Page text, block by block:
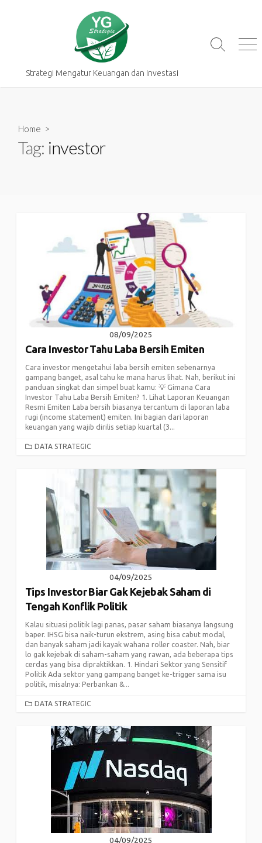
Strategi Mengatur Keuangan dan Investasi
Search
Home >
Tag: investor
08/09/2025
Cara Investor Tahu Laba Bersih Emiten
Cara investor mengetahui laba bersih emiten sebenarnya
gampang banget, asal tahu ke mana harus lihat. Nah, berikut ini
panduan singkat dan simpel buat kamu: 💡 Gimana Cara
Investor Tahu Laba Bersih Emiten? 1. Lihat Laporan Keuangan
Resmi Emiten Laba bersih biasanya tercantum di laporan laba
rugi (income statement) emiten. Ini bagian dari laporan
keuangan yang wajib dirilis setiap kuartal (3...
CATEGORIES
DATA STRATEGIC
04/09/2025
Tips Investor Biar Gak Kejebak Saham di
Tengah Konflik Politik
Kalau situasi politik lagi panas, pasar saham biasanya langsung
baper. IHSG bisa naik-turun ekstrem, asing bisa cabut modal,
dan banyak saham jadi kayak wahana roller coaster. Nah, biar
lo gak kejebak di saham-saham yang rawan, ada beberapa tips
cerdas yang bisa dipraktikkan. 1. Hindari Sektor yang Sensitif
Politik Ada sektor yang gampang banget ke-trigger sama isu
politik, misalnya: Perbankan &...
CATEGORIES
DATA STRATEGIC
04/09/2025